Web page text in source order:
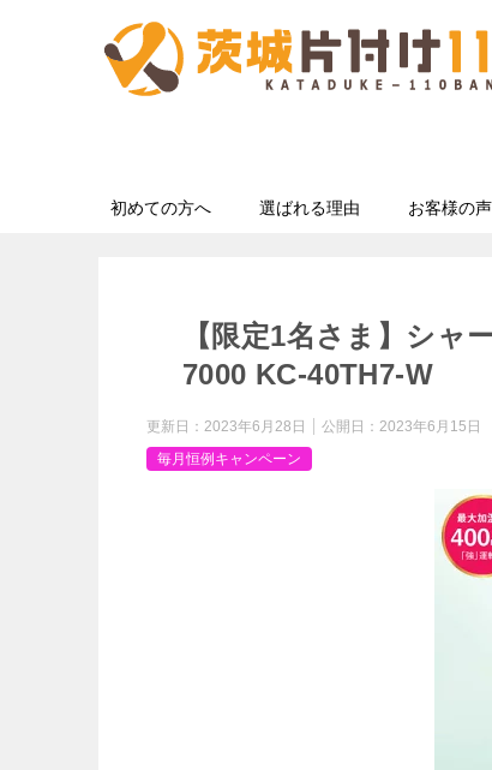
初めての方へ 選ばれる理由 お客様の声
【限定1名さま】シャ
7000 KC-40TH7-W
更新日： 2023年6月28日 公開日： 2023年6月15日
毎月恒例キャンペーン